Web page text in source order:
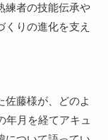
練者の技能伝承や
りの進化を支え
佐藤様が、どのよ
年月を経てアキュ